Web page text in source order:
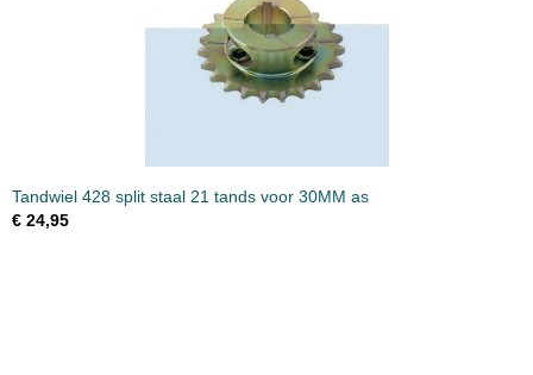
Tandwiel 428 split staal 21 tands voor 30MM as
€ 24,95